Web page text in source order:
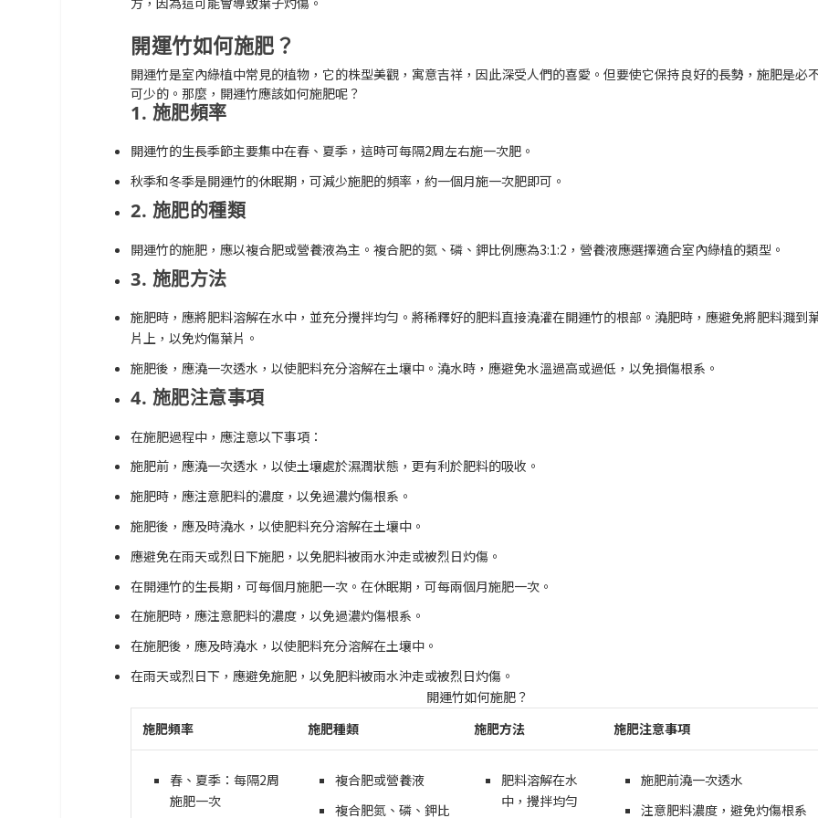
開運竹如何施肥？
開運竹是室內綠植中常見的植物，它的株型美觀，寓意吉祥，因此深受人們的喜愛。但要使它保持良好的長勢，施肥是必
可少的。那麼，開運竹應該如何施肥呢？
1. 施肥頻率
開運竹的生長季節主要集中在春、夏季，這時可每隔2周左右施一次肥。
秋季和冬季是開運竹的休眠期，可減少施肥的頻率，約一個月施一次肥即可。
2. 施肥的種類
開運竹的施肥，應以複合肥或營養液為主。複合肥的氮、磷、鉀比例應為3:1:2，營養液應選擇適合室內綠植的類型。
3. 施肥方法
施肥時，應將肥料溶解在水中，並充分攪拌均勻。將稀釋好的肥料直接澆灌在開運竹的根部。澆肥時，應避免將肥料濺到
片上，以免灼傷葉片。
施肥後，應澆一次透水，以使肥料充分溶解在土壤中。澆水時，應避免水溫過高或過低，以免損傷根系。
4. 施肥注意事項
在施肥過程中，應注意以下事項：
施肥前，應澆一次透水，以使土壤處於濕潤狀態，更有利於肥料的吸收。
施肥時，應注意肥料的濃度，以免過濃灼傷根系。
施肥後，應及時澆水，以使肥料充分溶解在土壤中。
應避免在雨天或烈日下施肥，以免肥料被雨水沖走或被烈日灼傷。
在開運竹的生長期，可每個月施肥一次。在休眠期，可每兩個月施肥一次。
在施肥時，應注意肥料的濃度，以免過濃灼傷根系。
在施肥後，應及時澆水，以使肥料充分溶解在土壤中。
在雨天或烈日下，應避免施肥，以免肥料被雨水沖走或被烈日灼傷。
開運竹如何施肥？
施肥頻率
施肥種類 施肥方法 施肥注意事項
春、夏季：每隔2周
施肥一次
複合肥或營養液
複合肥氮、磷、鉀比
肥料溶解在水
中，攪拌均勻
施肥前澆一次透水
注意肥料濃度，避免灼傷根系